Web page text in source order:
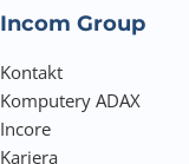
Incom Group
Kontakt
Komputery ADAX
Incore
Kariera